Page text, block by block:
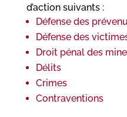
d’action suivants :
Défense des
Défense des
Droit pénal des
Délits
Crimes
Contraventions